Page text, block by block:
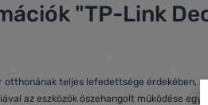
"TP-Link
otthonának teljes lefedettsége érdekében,
az eszközök öszehangolt működése